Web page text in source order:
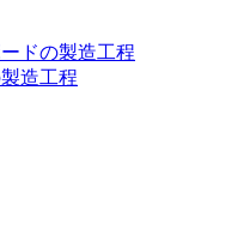
ドの製造工程
造工程